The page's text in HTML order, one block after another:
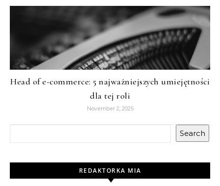
Head of e-commerce: 5 najważniejszych umiejętności
dla tej roli
November 2, 2025
Search
REDAKTORKA MIA